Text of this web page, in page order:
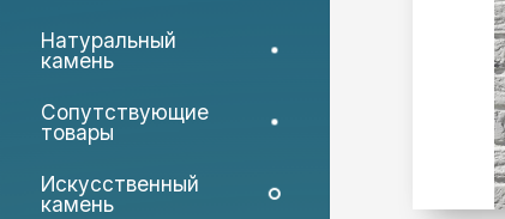
Натуральный
камень
Сопутствующие
товары
Искусственный
камень